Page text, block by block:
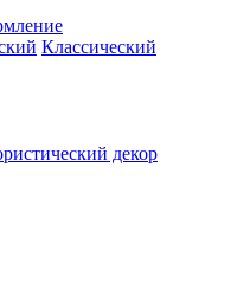
Классический
декор